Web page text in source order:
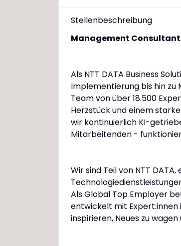
Stellenbeschreibung
Management Consultant
Als NTT DATA Business
Implementierung bis hin zu
Team von über 18.500
Herzstück und einem
wir kontinuierlich KI-
Mitarbeitenden -
Wir sind Teil von NTT
Als Global Top Employer
entwickelt mit Expert:innen
inspirieren, Neues zu